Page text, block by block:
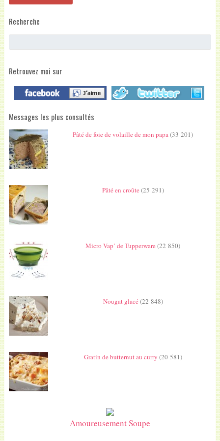
Recherche
Retrouvez moi sur
Messages les plus consultés
Pâté de foie de volaille de mon papa(33 201)
Pâté en croûte(25 291)
Micro Vap’ de Tupperware(22 850)
Nougat glacé(22 848)
Gratin de butternut au curry (20 581)
Amoureusement Soupe